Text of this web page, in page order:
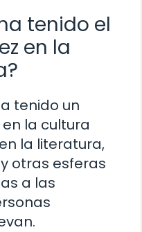
tenido el
en la
tenido un
la cultura
la literatura,
otras esferas
a las